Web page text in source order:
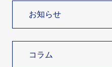
お知らせ
コラム